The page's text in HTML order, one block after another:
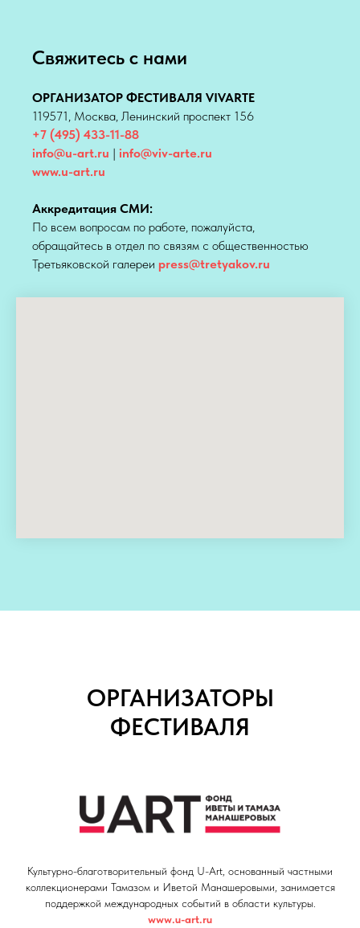
Свяжитесь с нами
ОРГАНИЗАТОР ФЕСТИВАЛЯ VIVARTE
119571, Москва, Ленинский проспект 156
+7 (495) 433-11-88
info@u-art.ru | info@viv-arte.ru
www.u-art.ru
Аккредитация СМИ:
По всем вопросам по работе, пожалуйста,
обращайтесь в отдел по связям с общественностью
Третьяковской галереи press@tretyakov.ru
ОРГАНИЗАТОРЫ
ФЕСТИВАЛЯ
Культурно-благотворительный фонд U-Art, основанный частными
коллекционерами Тамазом и Иветой Манашеровыми, занимается
поддержкой международных событий в области культуры.
www.u-art.ru